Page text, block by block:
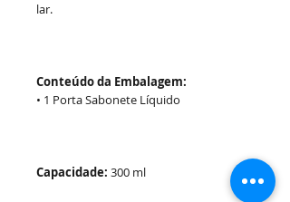
lar.
Conteúdo da Embalagem:
• 1 Porta Sabonete Líquido
Capacidade: 300 ml